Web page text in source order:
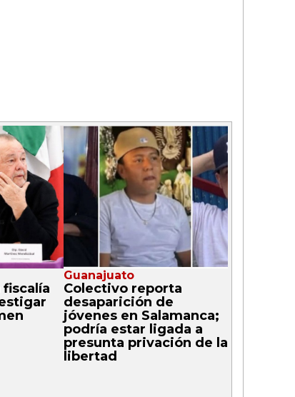
fiscalía
Guanajuato
Colectivo reporta
desaparición de
jóvenes en Salamanca;
podría estar ligada a
presunta privación de la
libertad